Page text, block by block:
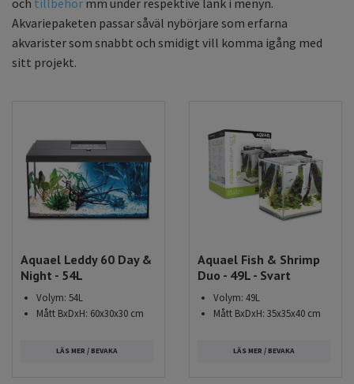
Akvariepaketen passar såväl nybörjare som erfarna
akvarister som snabbt och smidigt vill komma igång med
sitt projekt.
Aquael Leddy 60 Day &
Night - 54L
Volym: 54L
Mått BxDxH: 60x30x30 cm
LÄS MER / BEVAKA
Aquael Fish & Shrimp
Duo - 49L - Svart
Volym: 49L
Mått BxDxH: 35x35x40 cm
LÄS MER / BEVAKA